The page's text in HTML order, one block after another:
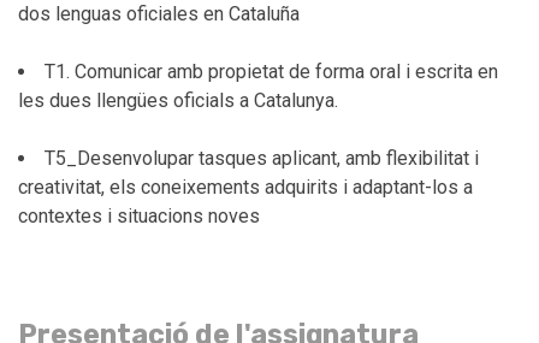
dos lenguas oficiales en Cataluña
T1. Comunicar amb propietat de forma oral i escrita en
les dues llengües oficials a Catalunya.
T5_Desenvolupar tasques aplicant, amb flexibilitat i
creativitat, els coneixements adquirits i adaptant-los a
contextes i situacions noves
Presentació de l'assignatura